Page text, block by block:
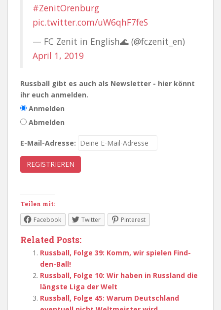
#ZenitOrenburg
pic.twitter.com/uW6qhF7feS
— FC Zenit in English🌊 (@fczenit_en)
April 1, 2019
Russball gibt es auch als Newsletter - hier könnt
ihr euch anmelden.
Anmelden
Abmelden
E-Mail-Adresse:
Teilen mit:
Facebook Twitter Pinterest
Related Posts:
Russball, Folge 39: Komm, wir spielen Find-
den-Ball!
Russball, Folge 10: Wir haben in Russland die
längste Liga der Welt
Russball, Folge 45: Warum Deutschland